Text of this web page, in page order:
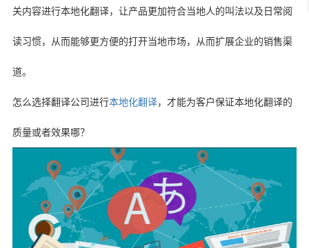
关内容进行本地化翻译，让产品更加符合当地人的叫法以及日常阅
读习惯，从而能够更方便的打开当地市场，从而扩展企业的销售渠
道。
怎么选择翻译公司进行本地化翻译，才能为客户保证本地化翻译的
质量或者效果哪？